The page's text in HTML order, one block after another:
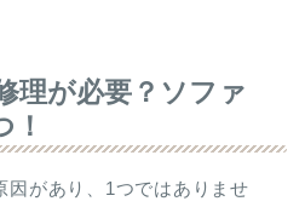
理が必要？ソファ
因があり、1つではありませ